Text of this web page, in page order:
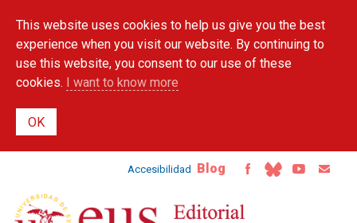
main
content
This website uses cookies to help us give you the best
experience when you visit our website. By continuing to
use this website, you consent to our use of these
cookies. I want to know more
Accesibilidad Blog